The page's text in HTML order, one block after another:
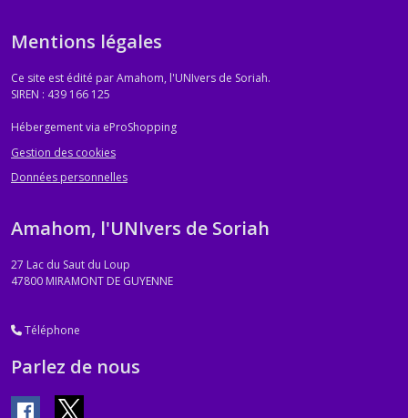
Mentions légales
Ce site est édité par Amahom, l'UNIvers de Soriah.
SIREN : 439 166 125
Hébergement via eProShopping
Gestion des cookies
Données personnelles
Amahom, l'UNIvers de Soriah
27 Lac du Saut du Loup
47800 MIRAMONT DE GUYENNE
Téléphone
Parlez de nous